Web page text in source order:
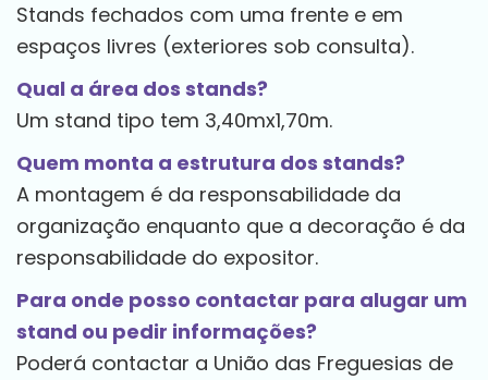
Stands fechados com uma frente e em
espaços livres (exteriores sob consulta).
Qual a área dos stands?
Um stand tipo tem 3,40mx1,70m.
Quem monta a estrutura dos stands?
A montagem é da responsabilidade da
organização enquanto que a decoração é da
responsabilidade do expositor.
Para onde posso contactar para alugar um
stand ou pedir informações?
Poderá contactar a União das Freguesias de